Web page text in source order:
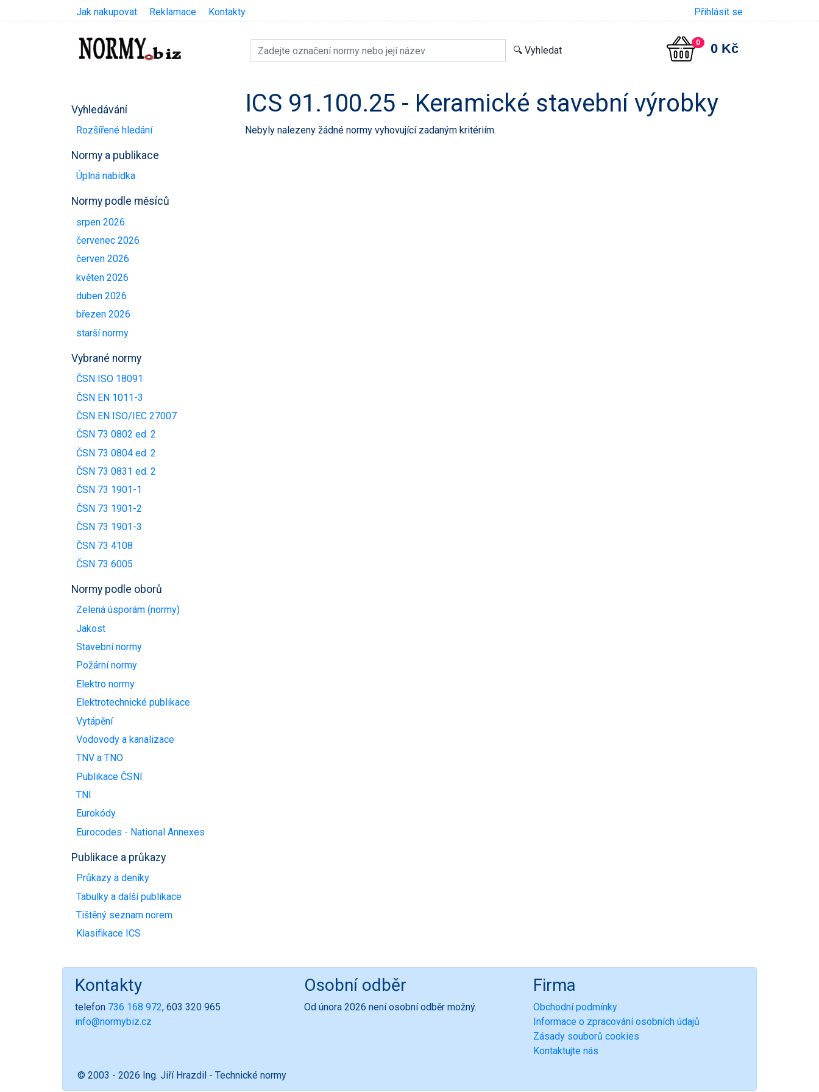
Jak nakupovat Reklamace Kontakty Přihlásit se
0 0 Kč
Vyhledávání
Rozšířené hledání
Normy a publikace
Úplná nabídka
Normy podle měsíců
srpen 2026
červenec 2026
červen 2026
květen 2026
duben 2026
březen 2026
starší normy
Vybrané normy
ČSN ISO 18091
ČSN EN 1011-3
ČSN EN ISO/IEC 27007
ČSN 73 0802 ed. 2
ČSN 73 0804 ed. 2
ČSN 73 0831 ed. 2
ČSN 73 1901-1
ČSN 73 1901-2
ČSN 73 1901-3
ČSN 73 4108
ČSN 73 6005
Normy podle oborů
Zelená úsporám (normy)
Jakost
Stavební normy
Požární normy
Elektro normy
Elektrotechnické publikace
Vytápění
Vodovody a kanalizace
TNV a TNO
Publikace ČSNI
TNI
Eurokódy
Eurocodes - National Annexes
Publikace a průkazy
Průkazy a deníky
Tabulky a další publikace
Tištěný seznam norem
Klasifikace ICS
ICS 91.100.25 - Keramické stavební výrobky
Nebyly nalezeny žádné normy vyhovující zadaným kritériím.
Kontakty
telefon 736 168 972, 603 320 965
info@normybiz.cz
Osobní odběr
Od února 2026 není osobní odběr možný.
Firma
Obchodní podmínky
Informace o zpracování osobních údajů
Zásady souborů cookies
Kontaktujte nás
© 2003 - 2026 Ing. Jiří Hrazdil - Technické normy